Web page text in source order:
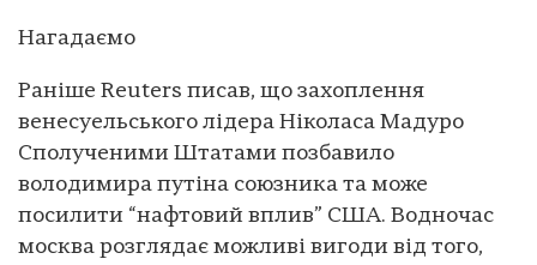
Нагадаємо
Раніше Reuters писав, що захоплення
венесуельського лідера Ніколаса Мадуро
Сполученими Штатами позбавило
володимира путіна союзника та може
посилити “нафтовий вплив” США. Водночас
москва розглядає можливі вигоди від того,